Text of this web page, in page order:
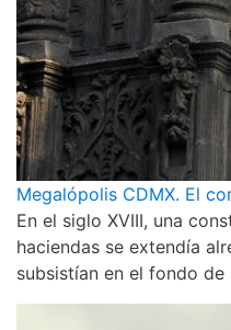
Megalópolis CDMX. El
En el siglo XVIII, una
haciendas se extendía
subsistían en el fondo